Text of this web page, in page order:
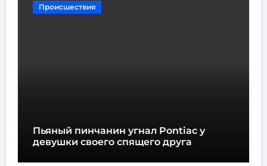
Происшествия
Пьяный пинчанин угнал Pontiac у
девушки своего спящего друга